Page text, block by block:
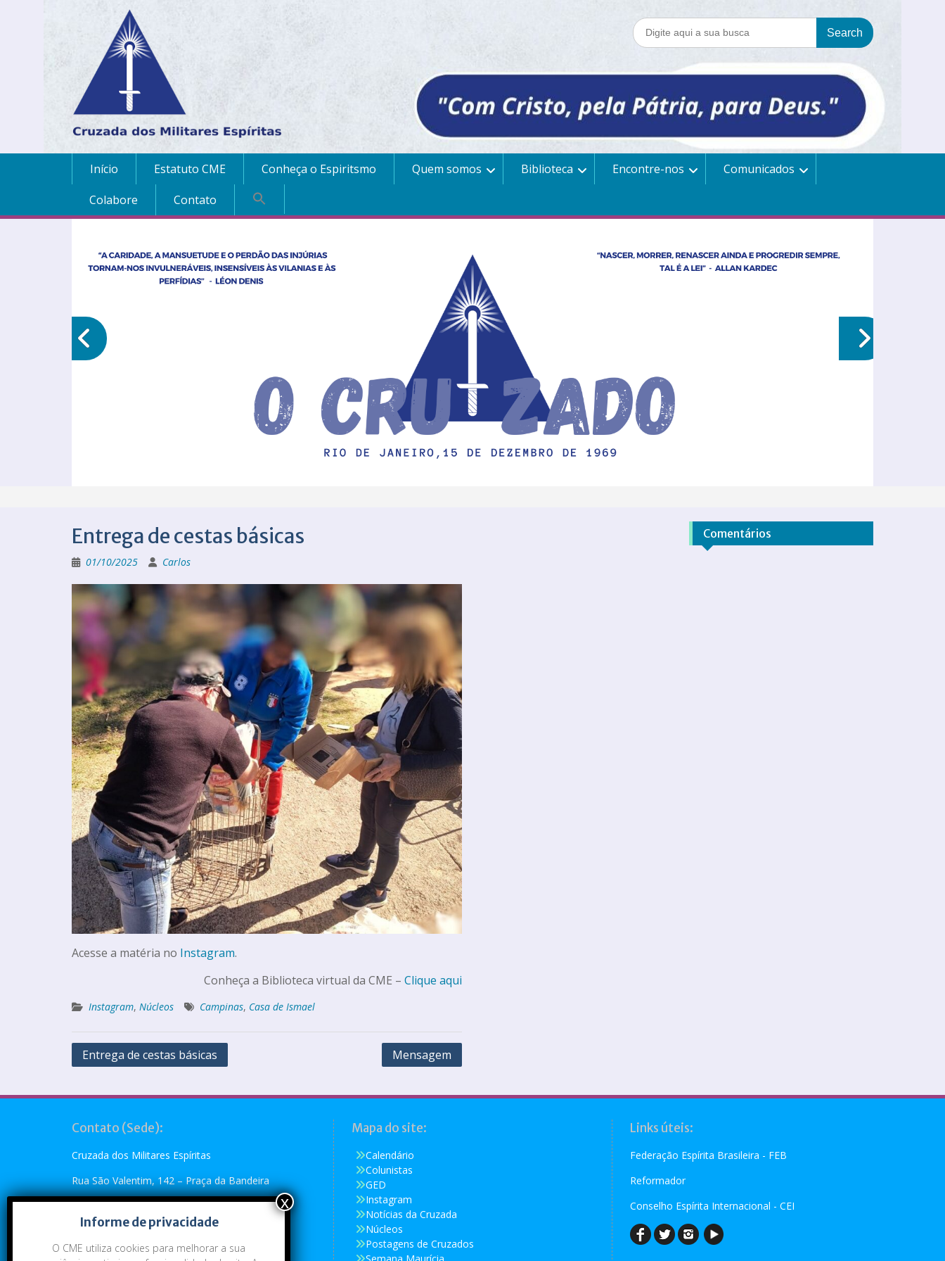
Início Estatuto CME Conheça o Espiritsmo Quem somos Biblioteca Encontre-nos
Comunicados
Colabore
Contato
Entrega de cestas básicas
01/10/2025 Carlos
Acesse a matéria no Instagram.
Conheça a Biblioteca virtual da CME – Clique aqui
Instagram, Núcleos Campinas, Casa de Ismael
Entrega de cestas básicas Mensagem
Comentários
Contato (Sede):
Cruzada dos Militares Espíritas
Rua São Valentim, 142 – Praça da Bandeira
Rio de Janeiro, RJ – CEP: 20.260-110
Telefone: (21) 2273-4896 ou (21) 2273-5790
Emai:cme@cme.org.br
Mapa do site:
Calendário
Colunistas
GED
Instagram
Notícias da Cruzada
Núcleos
Postagens de Cruzados
Semana Maurícia
Links úteis:
Federação Espírita Brasileira - FEB
Reformador
Conselho Espírita Internacional - CEI
Informe de privacidade
O CME utiliza cookies para melhorar a sua